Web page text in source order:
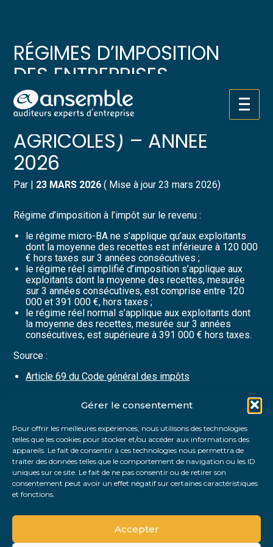
Gérer le consentement
Pour offrir les meilleures expériences, nous utilisons des technologies
telles que les cookies pour stocker et/ou accéder aux informations des
appareils. Le fait de consentir à ces technologies nous permettra de
traiter des données telles que le comportement de navigation ou les ID
uniques sur ce site. Le fait de ne pas consentir ou de retirer son
consentement peut avoir un effet négatif sur certaines caractéristiques
et fonctions.
Accepter
Aller
au
Gérer votre quotidien
Piloter votre entreprise
Construire votre patrimoine
Structurer votre croissance
Être prêt pour la facturation
électronique
Suivre votre comptabilité
Gérer vos ressources humaines
RÉGIMES D’IMPOSITION
DES ENTREPRISES
AGRICOLES À L’IMPÔT SUR
LE REVENU (BÉNÉFICES
AGRICOLES) – ANNÉE
2026
Par | 23 MARS 2026 ( Mise à jour 23 mars 2026)
Régime d’imposition à l’impôt sur le revenu :
le régime micro-BA ne s’applique qu’aux exploitants
dont la moyenne des recettes est inférieure à 120 000
€ hors taxes sur 3 années consécutives ;
le régime réel simplifié d’imposition s’applique aux
exploitants dont la moyenne des recettes, mesurée
sur 3 années consécutives, est comprise entre 120
000 et 391 000 €, hors taxes ;
le régime réel normal s’applique aux exploitants dont
la moyenne des recettes, mesurée sur 3 années
consécutives, est supérieure à 391 000 € hors taxes.
Source :
Article 69 du Code général des impôts
FaceBook
TwitterLinkedIn